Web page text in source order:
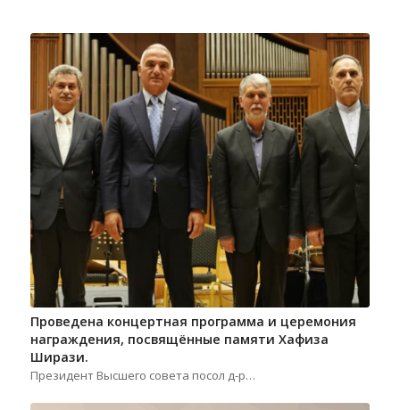
Проведена концертная программа и церемония
награждения, посвящённые памяти Хафиза
Ширази.
Президент Высшего совета посол д-р…